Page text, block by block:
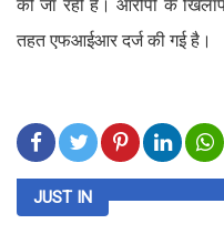
की जा रही है। आरोपी के
तहत एफआईआर दर्ज की गई है।
JUST IN